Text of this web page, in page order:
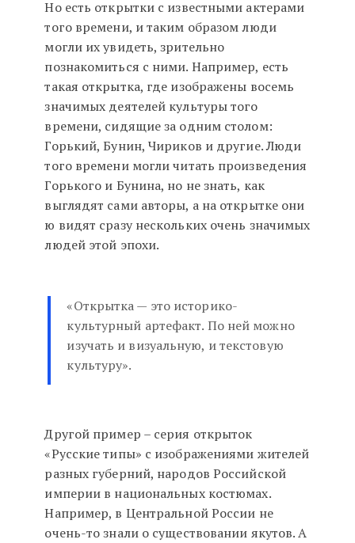
Но есть открытки с известными актерами
того времени, и таким образом люди
могли их увидеть, зрительно
познакомиться с ними. Например, есть
такая открытка, где изображены восемь
значимых деятелей культуры того
времени, сидящие за одним столом:
Горький, Бунин, Чириков и другие. Люди
того времени могли читать произведения
Горького и Бунина, но не знать, как
выглядят сами авторы, а на открытке они
ю видят сразу нескольких очень значимых
людей этой эпохи.
«Открытка — это историко-
культурный артефакт. По ней можно
изучать и визуальную, и текстовую
культуру».
Другой пример – серия открыток
«Русские типы» с изображениями жителей
разных губерний, народов Российской
империи в национальных костюмах.
Например, в Центральной России не
очень-то знали о существовании якутов. А